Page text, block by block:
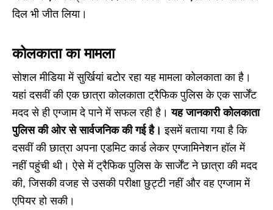
दिल भी जीत लिया।
कोलकाता का मामला
सोशल मीडिया में सुर्खियां बटोर रहा यह मामला कोलकाता का है।
यहां दसवीं की एक छात्रा कोलकाता ट्रैफिक पुलिस के एक सार्जेंट
मदद से ही एग्जाम दे पाने में सफल रही है।यह जानकारी कोलकाता
पुलिस की ओर से सार्वजनिक की गई है। इसमें बताया गया है कि
दसवीं की छात्रा अपना एडमिट कार्ड लेकर एग्जामिनेशन हॉल में
नहीं पहुंची थी। ऐसे में ट्रैफिक पुलिस के सार्जेंट ने छात्रा की मदद
की, जिसकी वजह से उसकी परीक्षा छुट्टी नहीं और वह एग्जाम में
एपियर हो सकी।